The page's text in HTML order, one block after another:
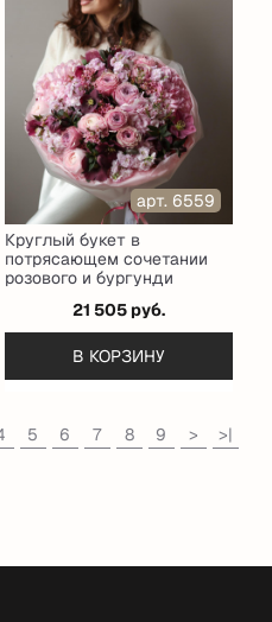
арт. 6559
Круглый букет в
потрясающем сочетании
розового и бургунди
21 505 руб.
В КОРЗИНУ
5 6 7 8 9 > >|